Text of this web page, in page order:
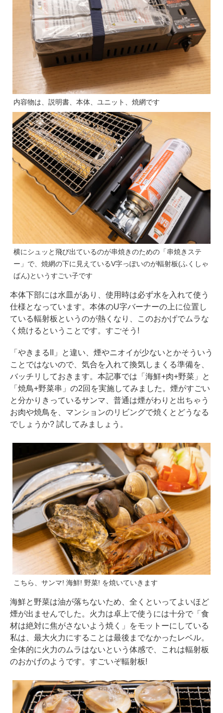
内容物は、説明書、本体、ユニット、焼網です
横にシュッと飛び出ているのが串焼きのための「串焼きステ
ー」で、焼網の下に見えているV字っぽいのが輻射板(ふくしゃ
ばん)というすごい子です
本体下部には水皿があり、使用時は必ず水を入れて使う
仕様となっています。本体のU字バーナーの上に位置し
ている輻射板というのが熱くなり、このおかげでムラな
く焼けるということです。すごそう!
「やきまるII」と違い、煙やニオイが少ないとかそういう
ことではないので、気合を入れて換気しまくる準備を、
バッチリしておきます。本記事では「海鮮+肉+野菜」と
「焼鳥+野菜串」の2回を実施してみました。煙がすごい
と分かりきっているサンマ、普通は煙がわりと出ちゃう
お肉や焼鳥を、マンションのリビングで焼くとどうなる
でしょうか? 試してみましょう。
こちら、サンマ! 海鮮! 野菜! を焼いていきます
海鮮と野菜は油が落ちないため、全くといってよいほど
煙が出ませんでした。火力は卓上で使うには十分で「食
材は絶対に焦がさないよう焼く」をモットーにしている
私は、最大火力にすることは最後までなかったレベル。
全体的に火力のムラはないという体感で、これは輻射板
のおかげのようです。すごいぞ輻射板!